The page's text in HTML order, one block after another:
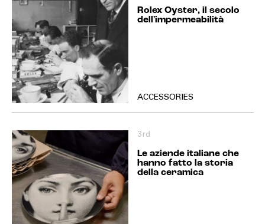
Rolex Oyster, il secolo
dell'impermeabilità
ACCESSORIES
3rd
Le aziende italiane che
hanno fatto la storia
della ceramica